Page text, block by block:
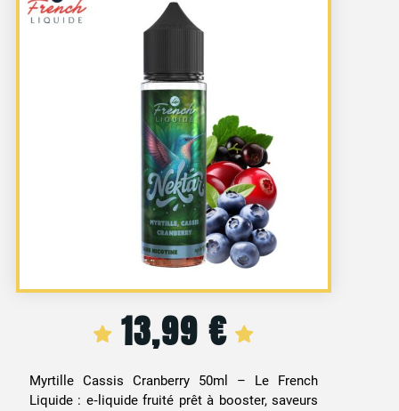
13,99 €
Myrtille Cassis Cranberry 50ml – Le French
Liquide : e‑liquide fruité prêt à booster, saveurs